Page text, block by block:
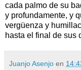
cada palmo de su
y profundamente, y
vergüenza y
hasta el final de sus
Juanjo Asenjo en